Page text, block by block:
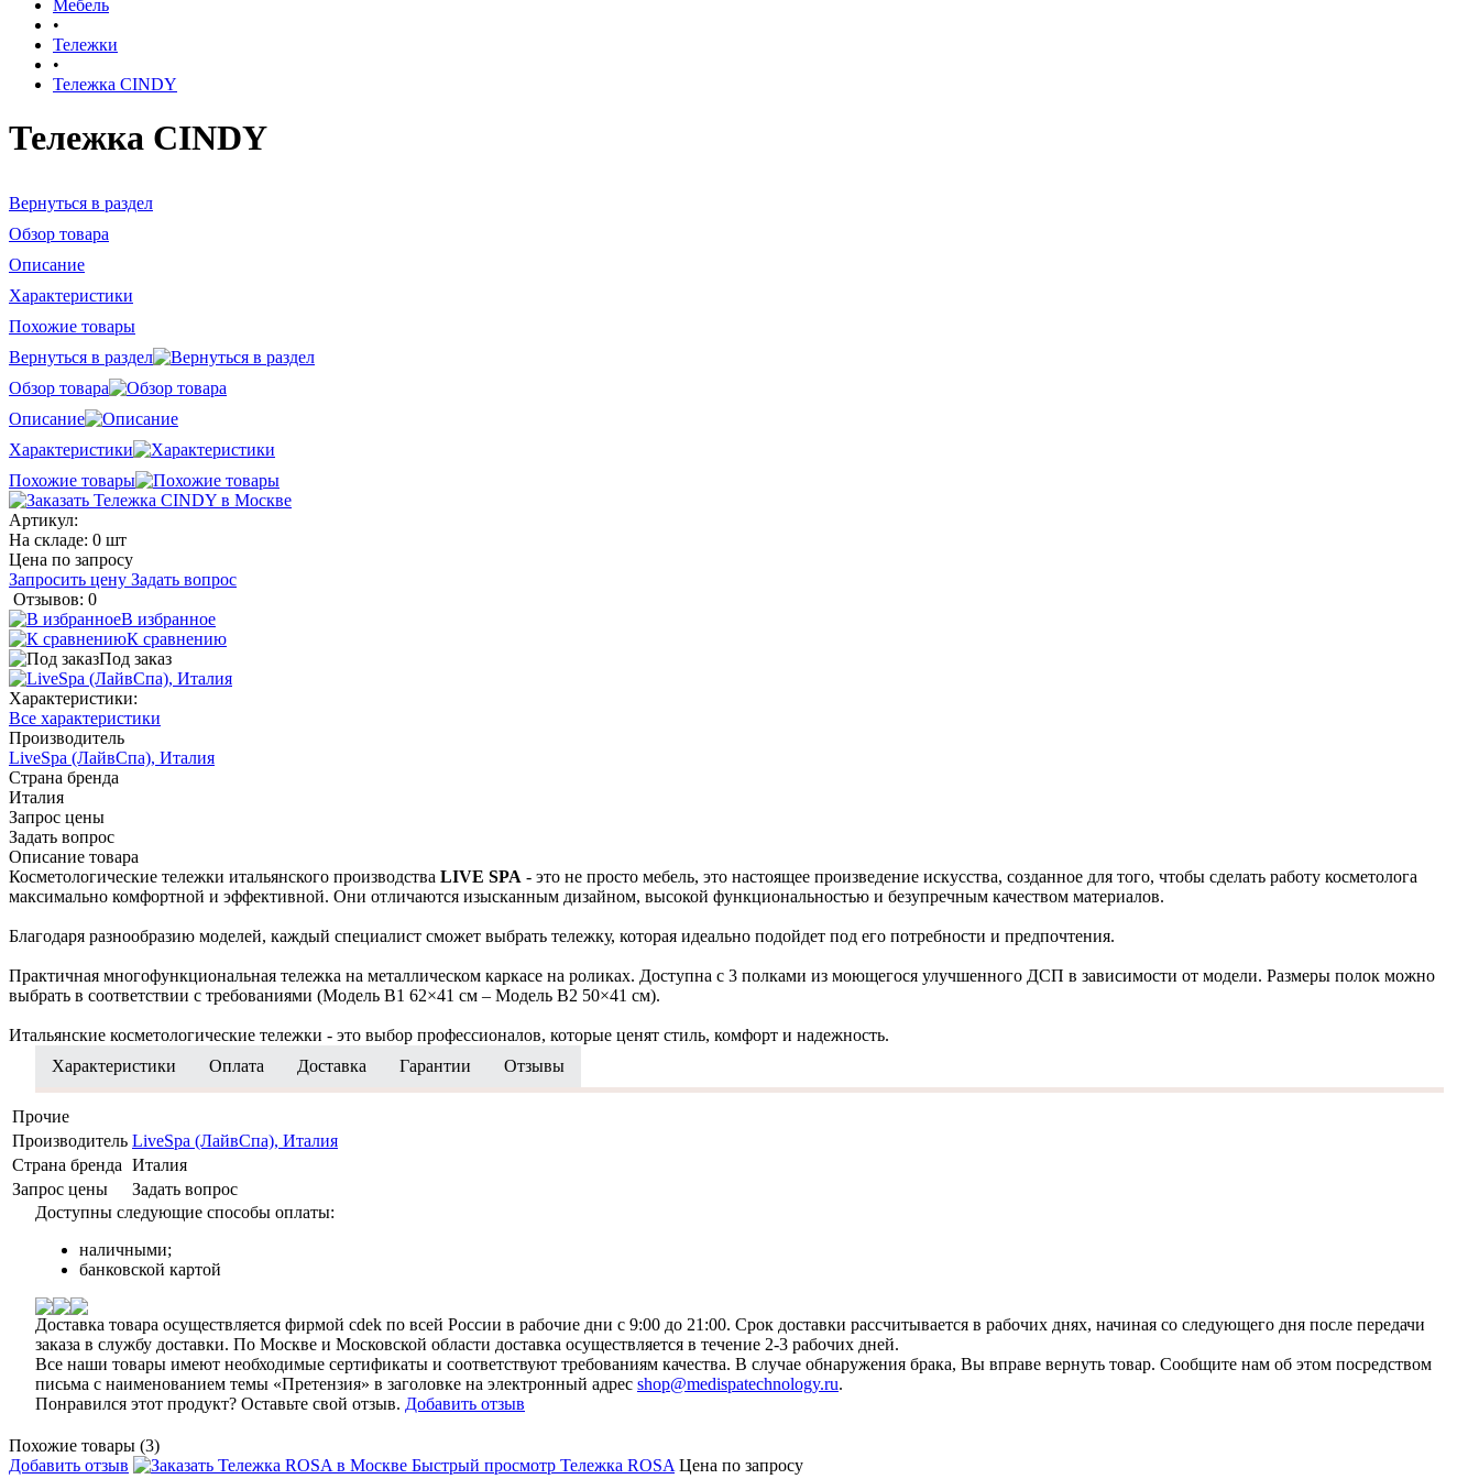
Мебель
•
Тележки
•
Тележка CINDY
Тележка CINDY
Вернуться в раздел
Обзор товара
Описание
Характеристики
Похожие товары
Вернуться в раздел
Обзор товара
Описание
Характеристики
Похожие товары
Артикул:
На складе: 0 шт
Цена по запросу
Запросить цену Задать вопрос
Отзывов: 0
В избранное
К сравнению
Под заказ
Характеристики:
Все характеристики
Производитель
LiveSpa (ЛайвСпа), Италия
Страна бренда
Италия
Запрос цены
Задать вопрос
Описание товара
Косметологические тележки итальянского производства LIVE SPA - это не просто мебель, это настоящее произведение искусства, созданное для того, чтобы сделать работу косметолога
максимально комфортной и эффективной. Они отличаются изысканным дизайном, высокой функциональностью и безупречным качеством материалов.
Благодаря разнообразию моделей, каждый специалист сможет выбрать тележку, которая идеально подойдет под его потребности и предпочтения.
Практичная многофункциональная тележка на металлическом каркасе на роликах. Доступна с 3 полками из моющегося улучшенного ДСП в зависимости от модели. Размеры полок можно
выбрать в соответствии с требованиями (Модель B1 62×41 см – Модель B2 50×41 см).
Итальянские косметологические тележки - это выбор профессионалов, которые ценят стиль, комфорт и надежность.
Характеристики
Оплата Доставка Гарантии Отзывы
Прочие
Производитель LiveSpa (ЛайвСпа), Италия
Страна бренда Италия
Запрос цены
Задать вопрос
Доступны следующие способы оплаты:
наличными;
банковской картой
Доставка товара осуществляется фирмой cdek по всей России в рабочие дни с 9:00 до 21:00. Срок доставки рассчитывается в рабочих днях, начиная со следующего дня после передачи
заказа в службу доставки. По Москве и Московской области доставка осуществляется в течение 2-3 рабочих дней.
Все наши товары имеют необходимые сертификаты и соответствуют требованиям качества. В случае обнаружения брака, Вы вправе вернуть товар. Сообщите нам об этом посредством
письма с наименованием темы «Претензия» в заголовке на электронный адрес shop@medispatechnology.ru.
Понравился этот продукт? Оставьте свой отзыв. Добавить отзыв
Похожие товары (3)
Добавить отзыв
Быстрый просмотр Тележка ROSA Цена по запросу